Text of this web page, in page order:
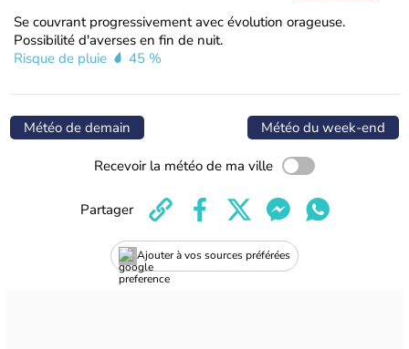
Se couvrant progressivement avec évolution orageuse.
Possibilité d'averses en fin de nuit.
Risque de pluie
45 %
Météo de demain Météo du week-end
Recevoir la météo de ma ville
Ajouter à vos sources préférées
Partager